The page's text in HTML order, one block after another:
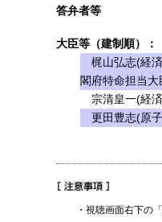
答弁者等
大臣等（建制順）：
梶山弘志(経
閣府特命担当
宗清皇一(経
更田豊志(原
・視聴画面右下の